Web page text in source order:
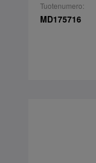
Tuotenumero:
MD175716